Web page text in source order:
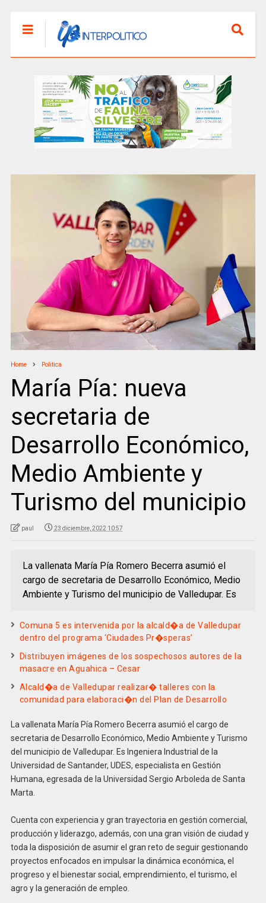
Home Politica
María Pía: nueva
secretaria de
Desarrollo Económico,
Medio Ambiente y
Turismo del municipio
paul 23 diciembre, 2022 10:57
La vallenata María Pía Romero Becerra asumió el
cargo de secretaria de Desarrollo Económico, Medio
Ambiente y Turismo del municipio de Valledupar. Es
Comuna 5 es intervenida por la alcald�a de Valledupar
dentro del programa ‘Ciudades Pr�speras’
Distribuyen imágenes de los sospechosos autores de la
masacre en Aguahica – Cesar
Alcald�a de Valledupar realizar� talleres con la
comunidad para elaboraci�n del Plan de Desarrollo
La vallenata María Pía Romero Becerra asumió el cargo de
secretaria de Desarrollo Económico, Medio Ambiente y Turismo
del municipio de Valledupar. Es Ingeniera Industrial de la
Universidad de Santander, UDES, especialista en Gestión
Humana, egresada de la Universidad Sergio Arboleda de Santa
Marta.
Cuenta con experiencia y gran trayectoria en gestión comercial,
producción y liderazgo, además, con una gran visión de ciudad y
toda la disposición de asumir el gran reto de seguir gestionando
proyectos enfocados en impulsar la dinámica económica, el
progreso y el bienestar social, emprendimiento, el turismo, el
agro y la generación de empleo.